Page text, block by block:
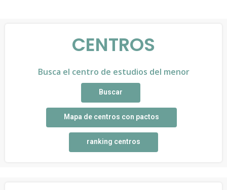
CENTROS
Busca el centro de estudios del menor
Buscar
Mapa de centros con pactos
ranking centros